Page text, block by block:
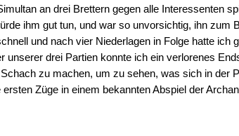
an drei Brettern gegen alle Interessenten
ihm gut tun, und war so unvorsichtig, ihn zum
und nach vier Niederlagen in Folge hatte ich
unserer drei Partien konnte ich ein verlorenes
zu machen, um zu sehen, was sich in der
Züge in einem bekannten Abspiel der